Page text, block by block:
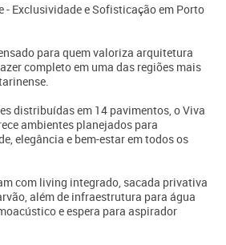
- Exclusividade e Sofisticação em Porto
para quem valoriza arquitetura
completo em uma das regiões mais
distribuídas em 14 pavimentos, o Viva
ambientes planejados para
elegância e bem-estar em todos os
com living integrado, sacada privativa
além de infraestrutura para água
e espera para aspirador